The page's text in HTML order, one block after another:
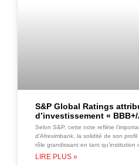
S&P Global Ratings
d’investissement «
Selon S&P, cette note reflète
d’Afreximbank, la solidité de son
rôle grandissant en tant qu’institution
LIRE PLUS »